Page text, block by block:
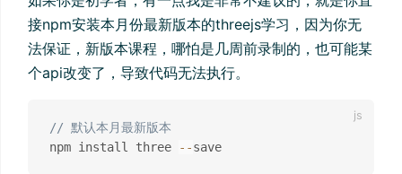
接npm安装本月份最新版本的threejs学习，因为你无
法保证，新版本课程，哪怕是几周前录制的，也可能某
个api改变了，导致代码无法执行。
// 默认本月最新版本
npm install three
--